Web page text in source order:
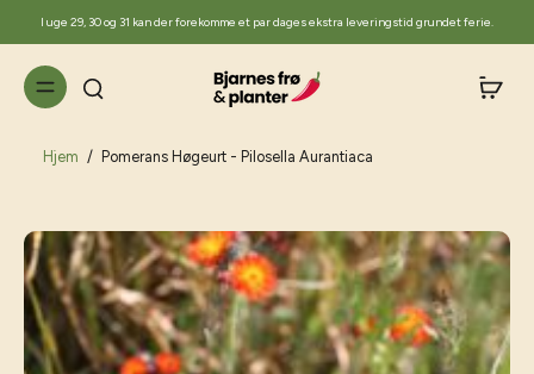
I uge 29, 30 og 31 kan der forekomme et par dages ekstra leveringstid grundet ferie.
Hjem / Pomerans Høgeurt - Pilosella Aurantiaca